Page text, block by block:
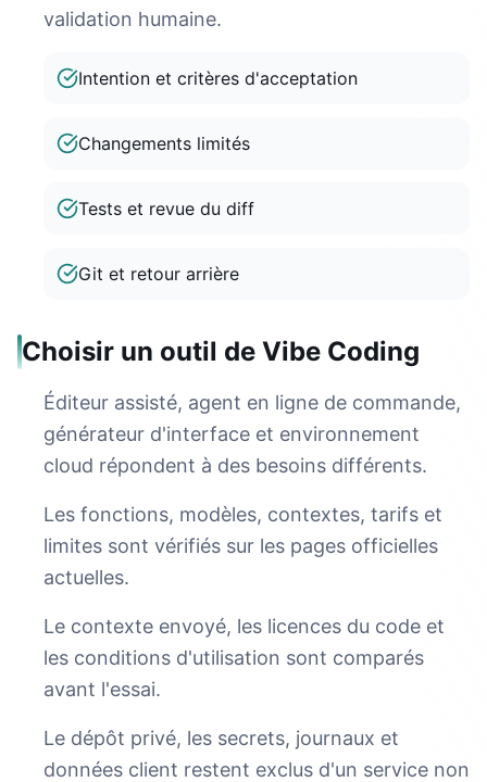
validation humaine.
Intention et critères d'acceptation
Changements limités
Tests et revue du diff
Git et retour arrière
Choisir un outil de Vibe Coding
Éditeur assisté, agent en ligne de commande,
générateur d'interface et environnement
cloud répondent à des besoins différents.
Les fonctions, modèles, contextes, tarifs et
limites sont vérifiés sur les pages officielles
actuelles.
Le contexte envoyé, les licences du code et
les conditions d'utilisation sont comparés
avant l'essai.
Le dépôt privé, les secrets, journaux et
données client restent exclus d'un service non